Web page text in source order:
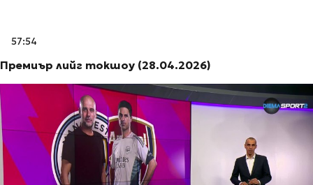
57:54
Премиър лийг токшоу (28.04.2026)